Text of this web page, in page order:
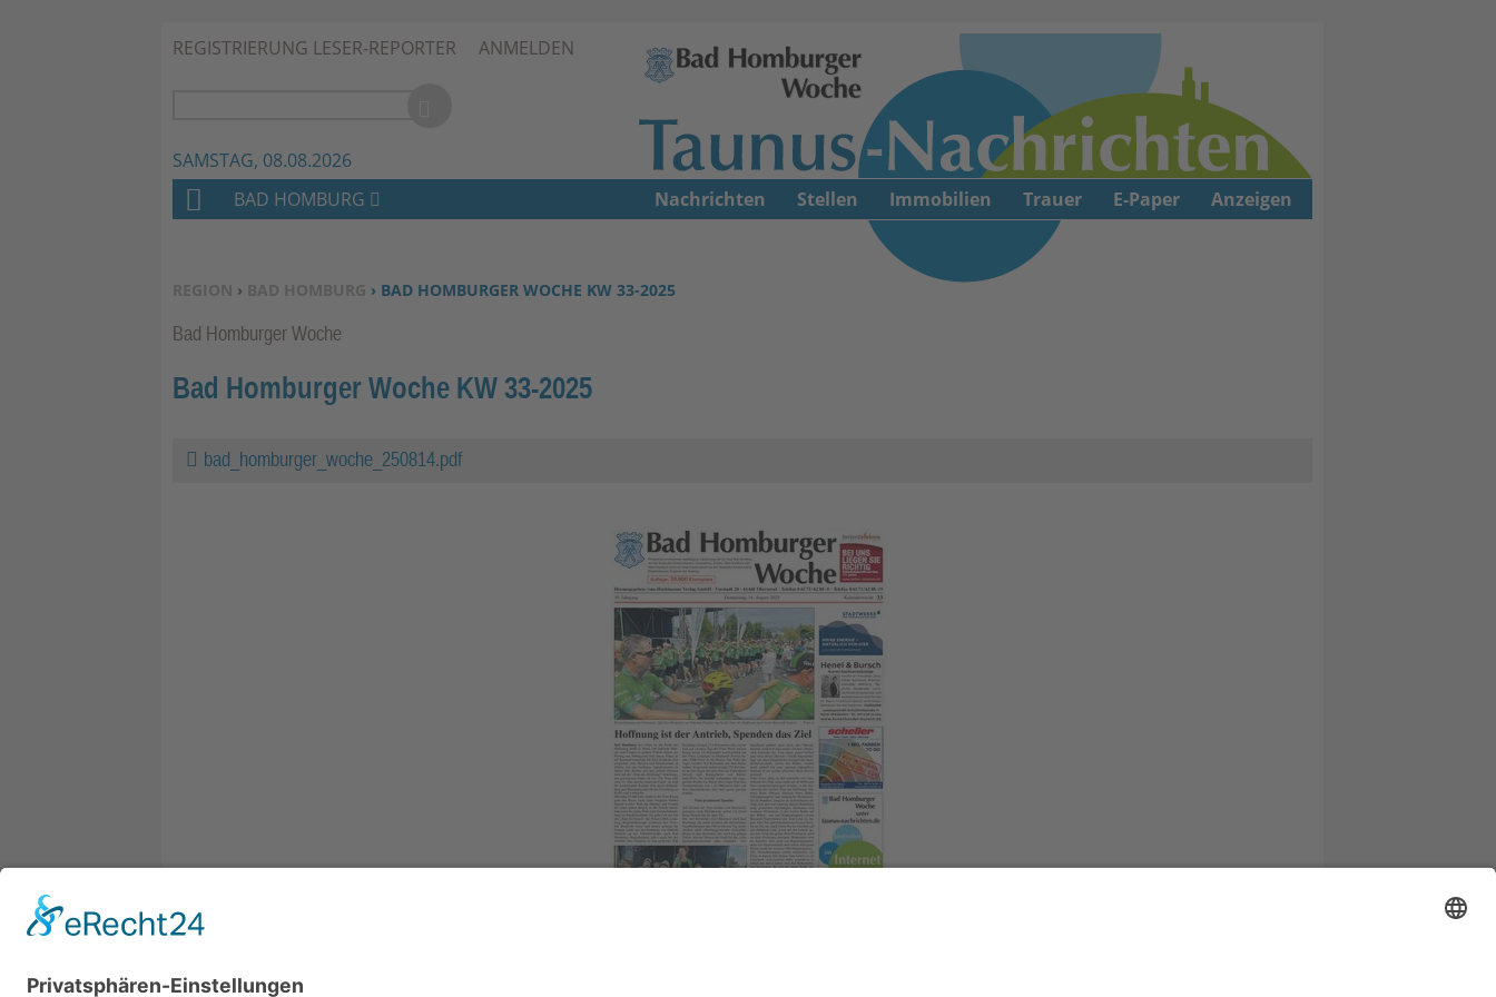
Zum Inhalt springen ↓
REGISTRIERUNG LESER-REPORTER ANMELDEN
SAMSTAG, 08.08.2026
SIE BEFINDEN SICH HIER:
REGION › BAD HOMBURG › BAD HOMBURGER WOCHE KW 33-2025
Bad Homburger Woche
Bad Homburger Woche KW 33-2025
bad_homburger_woche_250814.pdf
H
M
E
BAD HOMBURG Nachrichten Stellen Immobilien Trauer E-Paper Anzeigen